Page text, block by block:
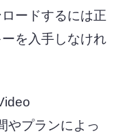
ードするには正
を入手しなけれ
やプランによっ